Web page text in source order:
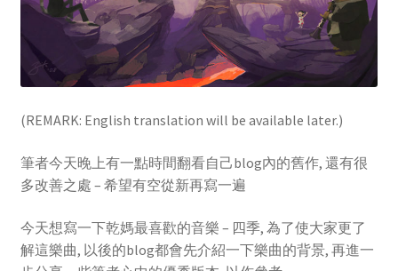
(REMARK: English translation will be available later.)
筆者今天晚上有一點時間翻看自己blog內的舊作, 還有很
多改善之處 – 希望有空從新再寫一遍
今天想寫一下乾媽最喜歡的音樂 – 四季, 為了使大家更了
解這樂曲, 以後的blog都會先介紹一下樂曲的背景, 再進一